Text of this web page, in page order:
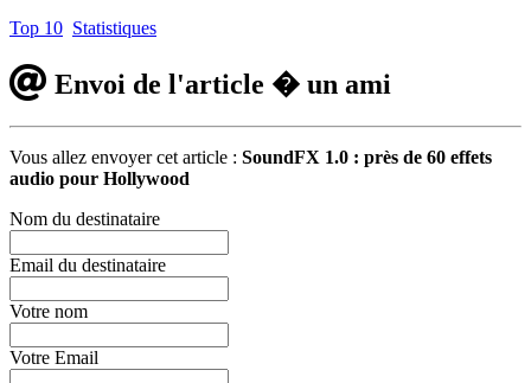
Top 10 Statistiques
Envoi de l'article � un ami
Vous allez envoyer cet article : SoundFX 1.0 : près de 60 effets
audio pour Hollywood
Nom du destinataire
Email du destinataire
Votre nom
Votre Email